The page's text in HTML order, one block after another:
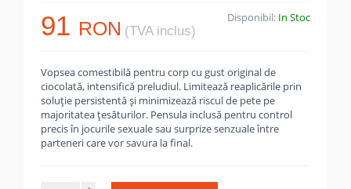
91 RON (TVA inclus)
Disponibil: In Stoc
Vopsea comestibilă pentru corp cu gust original de
ciocolată, intensifică preludiul. Limitează reaplicările prin
soluție persistentă și minimizează riscul de pete pe
majoritatea țesăturilor. Pensula inclusă pentru control
precis în jocurile sexuale sau surprize senzuale între
parteneri care vor savura la final.